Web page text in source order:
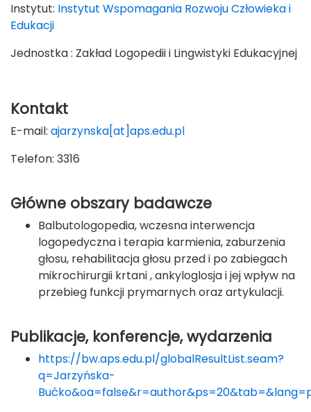
Instytut: Instytut Wspomagania Rozwoju Człowieka i
Edukacji
Jednostka : Zakład Logopedii i Lingwistyki Edukacyjnej
Kontakt
E-mail: ajarzynska[at]aps.edu.pl
Telefon: 3316
Główne obszary badawcze
Balbutologopedia, wczesna interwencja
logopedyczna i terapia karmienia, zaburzenia
głosu, rehabilitacja głosu przed i po zabiegach
mikrochirurgii krtani , ankyloglosja i jej wpływ na
przebieg funkcji prymarnych oraz artykulacji.
Publikacje, konferencje, wydarzenia
https://bw.aps.edu.pl/globalResultList.seam?
q=Jarzyńska-